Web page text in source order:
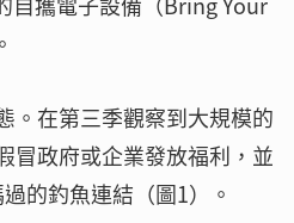
。在第三季觀察到大規模的
冒政府或企業發放福利，並
的釣魚連結（圖1）。